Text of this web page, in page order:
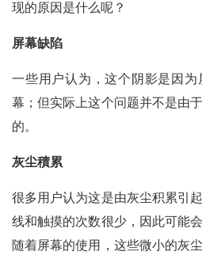
现的原因是什么呢？
屏幕缺陷
一些用户认为，这个阴影是因
幕；但实际上这个问题并不是由
的。
灰尘積累
很多用户认为这是由灰尘积累引
线和触摸的次数很少，因此可能
随着屏幕的使用，这些微小的灰